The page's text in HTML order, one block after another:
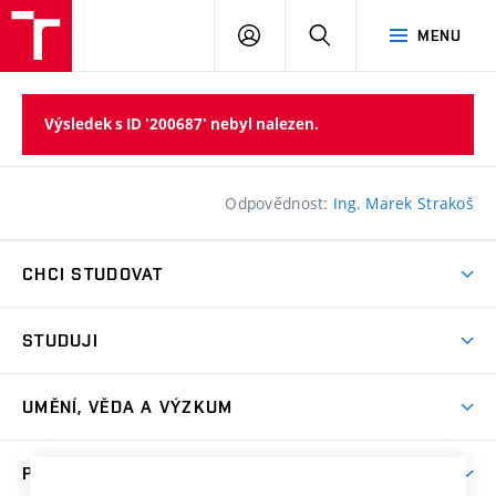
MENU
PŘIHLÁSIT
Výsledek s ID '200687' nebyl nalezen.
Odpovědnost: Ing. Marek Strakoš
CHCI STUDOVAT
Přijímačky
Dny otevřených dveří
Přípravné kurzy
STUDUJI
Časový plán studia
UMĚNÍ, VĚDA A VÝZKUM
PRO VEŘEJNOST